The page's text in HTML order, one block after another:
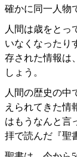
確かに同一人物
人間は歳をとっ
いなくなったり
存された情報は
しょう。
人間の歴史の中
えられてきた情
はもうなんと言
拝で読んだ『聖